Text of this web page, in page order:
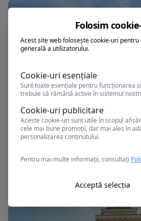
Constanta,
Folosim
Acest site web folosește cookie-uri
generală a utilizatorului.
Cookie-uri esențiale
Sunt toate esențiale pentru funcționarea
trebuie să rămână active în sistemul
Cookie-uri publicitare
Aceste cookie-uri sunt utile în scopul
cele mai bune promoții, dar mai ales în
personalizarea conținutului.
Pentru mai multe informații, consultați
Acceptă selecția